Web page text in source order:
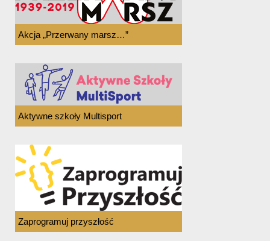
Akcja „Przerwany marsz…”
Aktywne szkoły Multisport
Zaprogramuj przyszłość